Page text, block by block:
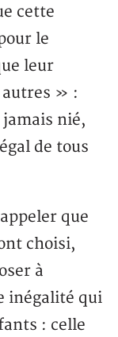
cette
le
leur
autres » :
jamais nié,
de tous
que
choisi,
à
inégalité qui
: celle